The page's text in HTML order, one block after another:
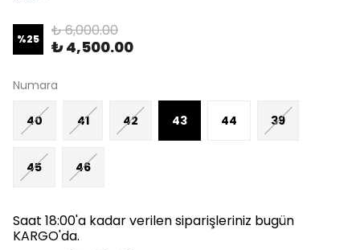
%25 ₺ 6,000.00
₺ 4,500.00
Numara
40 41 42 43 44 39
45 46
Saat 18:00'a kadar verilen siparişleriniz bugün
KARGO'da.